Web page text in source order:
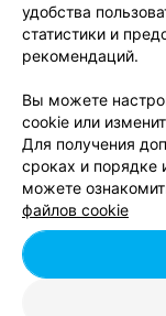
ЭФФЕКТИВНАЯ
Вам будет
удобства
статистики и
рекомендаций.
Вы можете
cookie или
Для получения
сроках и порядке
можете
файлов cookie